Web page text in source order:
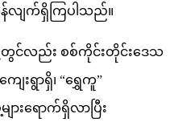
လျက်ရှိကြပါသည်။
ေ့တွင်လည်း စစ်ကိုင်းတိုင်းဒေသ
ေးရွာရှိ၊ “ရွှေကူ”
းရောက်ရှိလာပြီး